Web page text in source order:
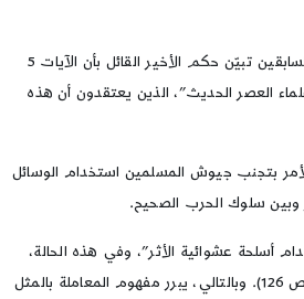
وتعدّ مسألة المقاربة الصحيحة لفهم القرآن أيضًا مهمّة ضمن معالجة الداوودي لـ “المبرّرات الفقهية للحرب” في الفصل الثالث. إذ يشير إلى أن بعض الخلافات بين الشافعي وغيره من الفقهاء السابقين تبيّن حكم الأخير القائل بأن الآيات 5
العصر الحديث”، الذين يعتقدون أن هذه
بتجنب جيوش المسلمين استخدام الوسائل
وبين سلوك الحرب الصحيح.
أسلحة عشوائية الأثر”، وفي هذه الحالة،
ووفقًا للداوودي فإن “العامل الأساس لدى العلماء المسلمين التقليديين والمعاصرين في تحديد جواز امتلاك ’أي سلاح من هذا القبيل أو استخدامه’، هو ’إذا ما امتلكه الأعداء أو استخدموه’” (ص 126). وبالتالي، يبرر مفهوم المعاملة بالمثل